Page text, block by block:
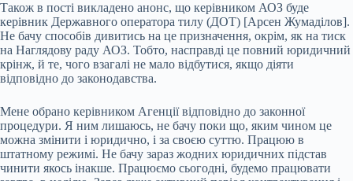
Також в пості викладено анонс, що керівником АОЗ буде
керівник Державного оператора тилу (ДОТ) [Арсен Жумаділов].
Не бачу способів дивитись на це призначення, окрім, як на тиск
на Наглядову раду АОЗ. Тобто, насправді це повний юридичний
крінж, й те, чого взагалі не мало відбутися, якщо діяти
відповідно до законодавства.
Мене обрано керівником Агенції відповідно до законної
процедури. Я ним лишаюсь, не бачу поки що, яким чином це
можна змінити і юридично, і за своєю суттю. Працюю в
штатному режимі. Не бачу зараз жодних юридичних підстав
чинити якось інакше. Працюємо сьогодні, будемо працювати